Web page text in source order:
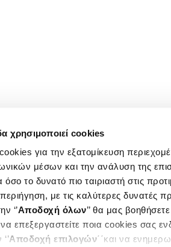
χρησιμοποιεί cookies
για την εξατομίκευση
μέσων και την ανάλυση της
το δυνατό πιο ταιριαστή στις
με τις καλύτερες δυνατές
‘’Αποδοχή όλων’’ θα μας
επεξεργαστείτε ποια cookies σας
Αποδοχή επιλογών΄΄και να